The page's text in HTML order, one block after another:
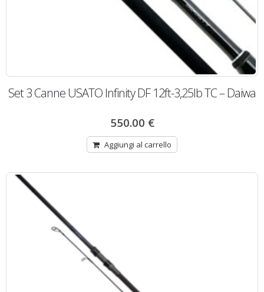
Set 3 Canne USATO Infinity DF 12ft-3,25lb TC – Daiwa
550.00 €
Aggiungi al carrello